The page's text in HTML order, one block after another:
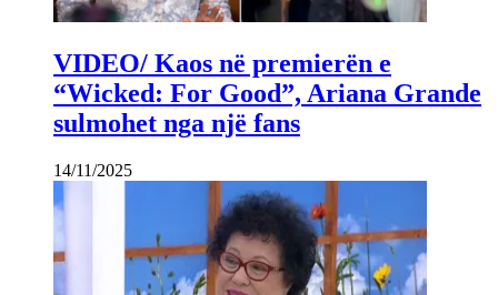
VIDEO/ Kaos në premierën e
“Wicked: For Good”, Ariana Grande
sulmohet nga një fans
14/11/2025